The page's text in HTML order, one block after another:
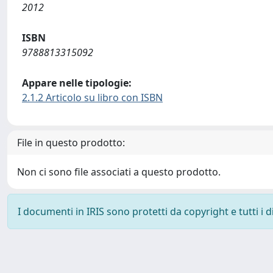
2012
ISBN
9788813315092
Appare nelle tipologie:
2.1.2 Articolo su libro con ISBN
File in questo prodotto:
Non ci sono file associati a questo prodotto.
I documenti in IRIS sono protetti da copyright e tutti i